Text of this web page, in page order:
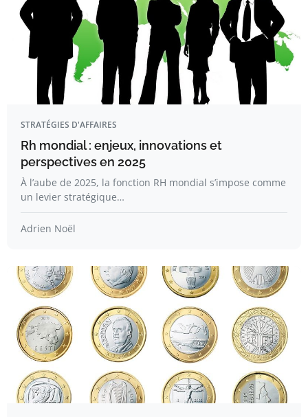
STRATÉGIES D'AFFAIRES
Rh mondial : enjeux, innovations et
perspectives en 2025
À l’aube de 2025, la fonction RH mondial s’impose comme
un levier stratégique…
Adrien Noël